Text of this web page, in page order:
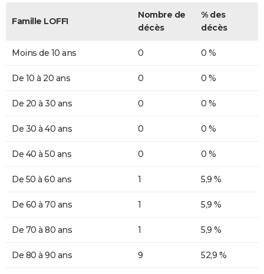
Famille LOFFI
Nombre de
décès
% des
décès
Moins de 10 ans 0 0 %
De 10 à 20 ans 0 0 %
De 20 à 30 ans 0 0 %
De 30 à 40 ans 0 0 %
De 40 à 50 ans 0 0 %
De 50 à 60 ans 1 5,9 %
De 60 à 70 ans 1 5,9 %
De 70 à 80 ans 1 5,9 %
De 80 à 90 ans 9 52,9 %